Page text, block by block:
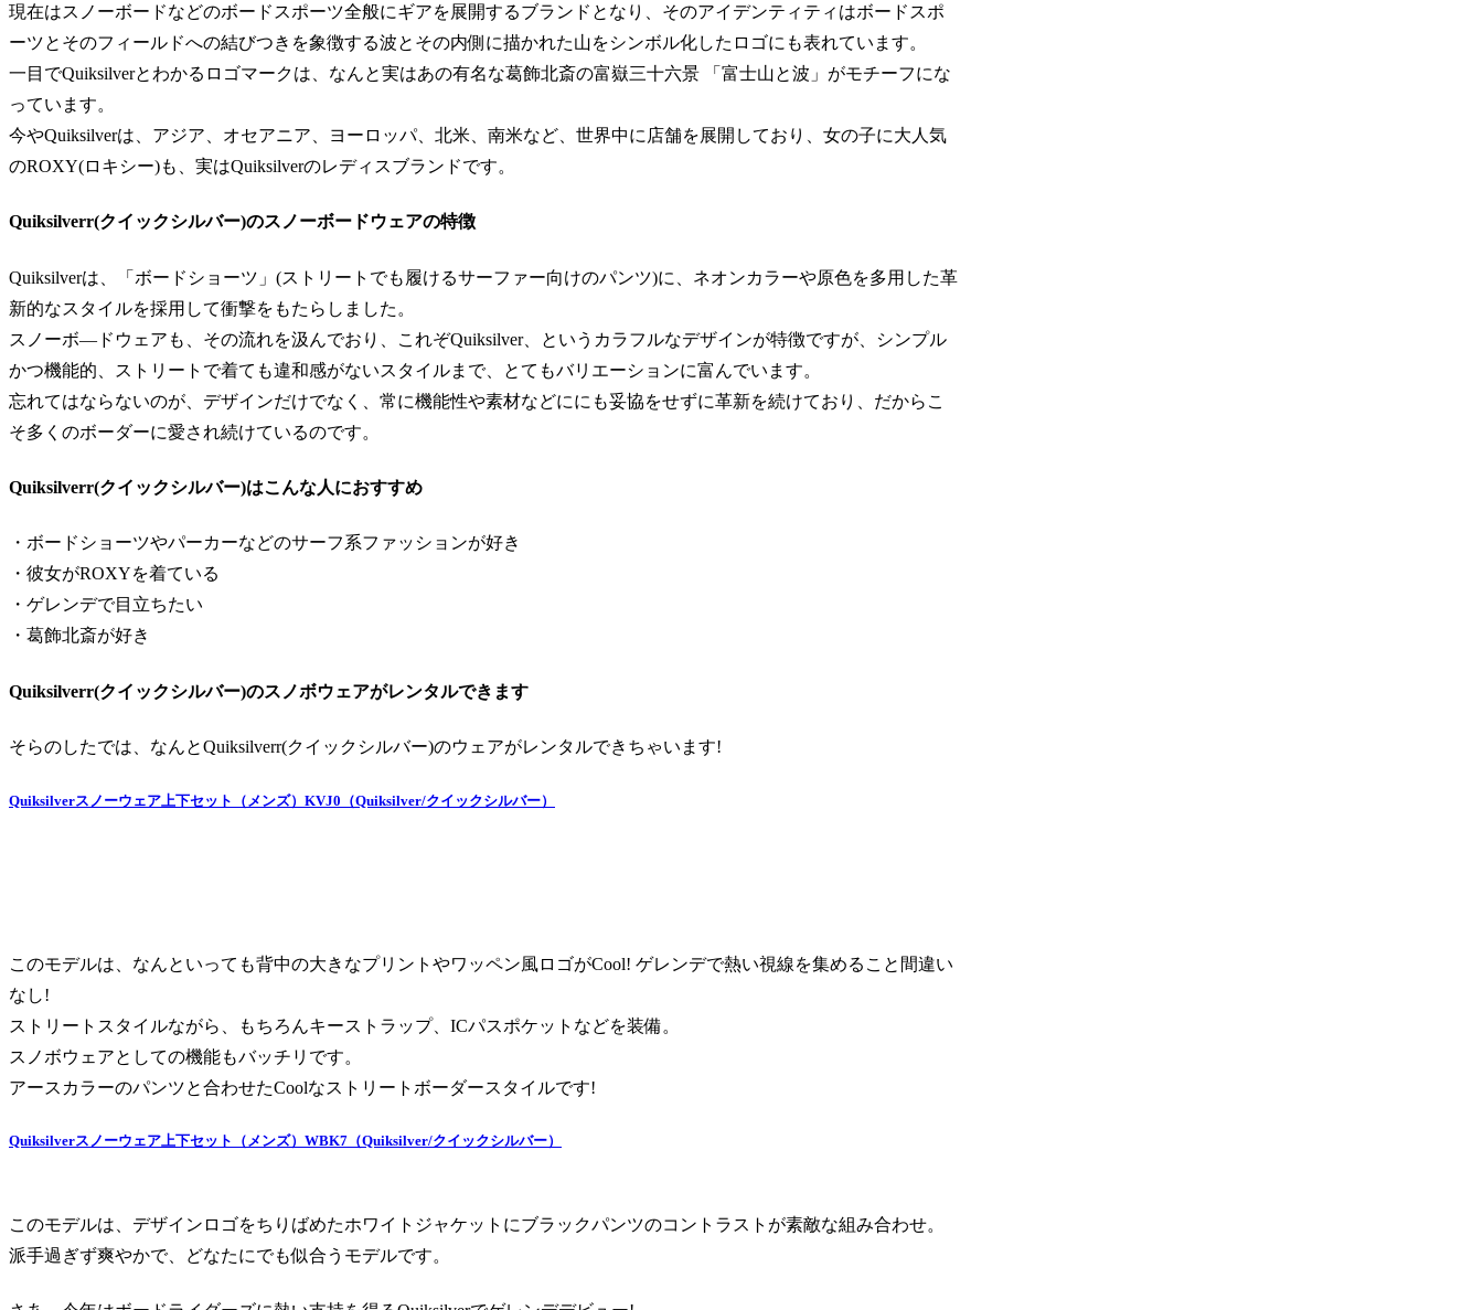
現在はスノーボードなどのボードスポーツ全般にギアを展開するブランドとなり、そのアイデンティティはボードスポ
ーツとそのフィールドへの結びつきを象徴する波とその内側に描かれた山をシンボル化したロゴにも表れています。
一目でQuiksilverとわかるロゴマークは、なんと実はあの有名な葛飾北斎の富嶽三十六景 「富士山と波」がモチーフにな
っています。
今やQuiksilverは、アジア、オセアニア、ヨーロッパ、北米、南米など、世界中に店舗を展開しており、女の子に大人気
のROXY(ロキシー)も、実はQuiksilverのレディスブランドです。
Quiksilverr(クイックシルバー)のスノーボードウェアの特徴
Quiksilverは、「ボードショーツ」(ストリートでも履けるサーファー向けのパンツ)に、ネオンカラーや原色を多用した革
新的なスタイルを採用して衝撃をもたらしました。
スノーボ―ドウェアも、その流れを汲んでおり、これぞQuiksilver、というカラフルなデザインが特徴ですが、シンプル
かつ機能的、ストリートで着ても違和感がないスタイルまで、とてもバリエーションに富んでいます。
忘れてはならないのが、デザインだけでなく、常に機能性や素材などににも妥協をせずに革新を続けており、だからこ
そ多くのボーダーに愛され続けているのです。
Quiksilverr(クイックシルバー)はこんな人におすすめ
・ボードショーツやパーカーなどのサーフ系ファッションが好き
・彼女がROXYを着ている
・ゲレンデで目立ちたい
・葛飾北斎が好き
Quiksilverr(クイックシルバー)のスノボウェアがレンタルできます
そらのしたでは、なんとQuiksilverr(クイックシルバー)のウェアがレンタルできちゃいます!
Quiksilverスノーウェア上下セット（メンズ）KVJ0（Quiksilver/クイックシルバー）
このモデルは、なんといっても背中の大きなプリントやワッペン風ロゴがCool! ゲレンデで熱い視線を集めること間違い
なし!
ストリートスタイルながら、もちろんキーストラップ、ICパスポケットなどを装備。
スノボウェアとしての機能もバッチリです。
アースカラーのパンツと合わせたCoolなストリートボーダースタイルです!
Quiksilverスノーウェア上下セット（メンズ）WBK7（Quiksilver/クイックシルバー）
このモデルは、デザインロゴをちりばめたホワイトジャケットにブラックパンツのコントラストが素敵な組み合わせ。
派手過ぎず爽やかで、どなたにでも似合うモデルです。